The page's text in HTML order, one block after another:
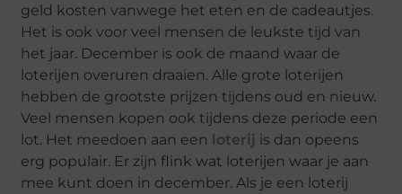
geld kosten vanwege het eten en de cadeautjes.
Het is ook voor veel mensen de leukste tijd van
het jaar. December is ook de maand waar de
loterijen overuren draaien. Alle grote loterijen
hebben de grootste prijzen tijdens oud en nieuw.
Veel mensen kopen ook tijdens deze periode een
lot. Het meedoen aan een loterij is dan opeens
erg populair. Er zijn flink wat loterijen waar je aan
mee kunt doen in december. Als je een loterij